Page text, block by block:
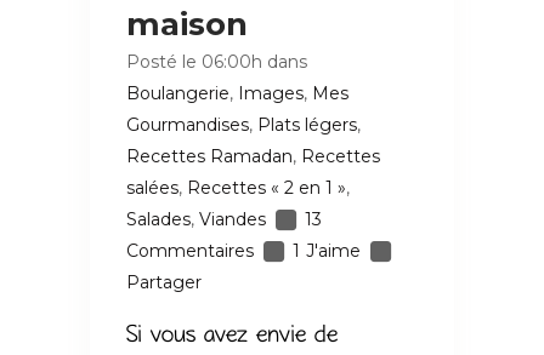
maison
Posté le 06:00h dans
Boulangerie, Images, Mes
Gourmandises, Plats légers,
Recettes Ramadan, Recettes
salées, Recettes « 2 en 1 »,
Salades, Viandes
13
Commentaires
1 J'aime
Partager
Si vous avez envie de